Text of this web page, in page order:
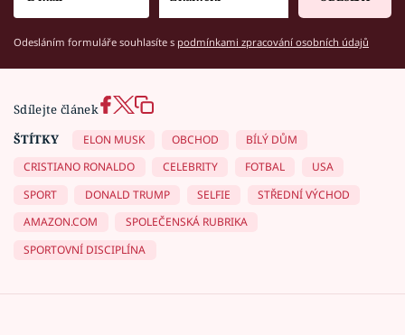
Odesláním formuláře souhlasíte s podmínkami zpracování osobních údajů
Sdílejte článek
ŠTÍTKY
ELON MUSK OBCHOD
BÍLÝ DŮM
CRISTIANO RONALDO
CELEBRITY FOTBAL
USA
SPORT
DONALD TRUMP SELFIE
STŘEDNÍ VÝCHOD
AMAZON.COM
SPOLEČENSKÁ RUBRIKA
SPORTOVNÍ DISCIPLÍNA